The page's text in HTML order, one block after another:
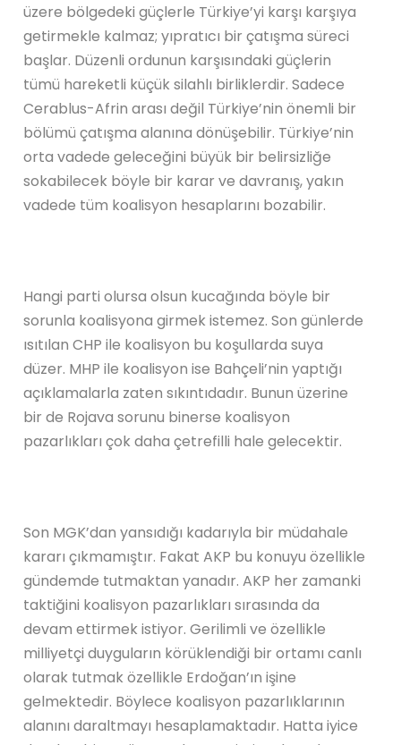
üzere bölgedeki güçlerle Türkiye’yi karşı karşıya
getirmekle kalmaz; yıpratıcı bir çatışma süreci
başlar. Düzenli ordunun karşısındaki güçlerin
tümü hareketli küçük silahlı birliklerdir. Sadece
Cerablus-Afrin arası değil Türkiye’nin önemli bir
bölümü çatışma alanına dönüşebilir. Türkiye’nin
orta vadede geleceğini büyük bir belirsizliğe
sokabilecek böyle bir karar ve davranış, yakın
vadede tüm koalisyon hesaplarını bozabilir.
Hangi parti olursa olsun kucağında böyle bir
sorunla koalisyona girmek istemez. Son günlerde
ısıtılan CHP ile koalisyon bu koşullarda suya
düzer. MHP ile koalisyon ise Bahçeli’nin yaptığı
açıklamalarla zaten sıkıntıdadır. Bunun üzerine
bir de Rojava sorunu binerse koalisyon
pazarlıkları çok daha çetrefilli hale gelecektir.
Son MGK’dan yansıdığı kadarıyla bir müdahale
kararı çıkmamıştır. Fakat AKP bu konuyu özellikle
gündemde tutmaktan yanadır. AKP her zamanki
taktiğini koalisyon pazarlıkları sırasında da
devam ettirmek istiyor. Gerilimli ve özellikle
milliyetçi duyguların körüklendiği bir ortamı canlı
olarak tutmak özellikle Erdoğan’ın işine
gelmektedir. Böylece koalisyon pazarlıklarının
alanını daraltmayı hesaplamaktadır. Hatta iyice